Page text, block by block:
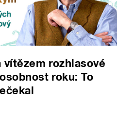
rozhlasové
roku: To